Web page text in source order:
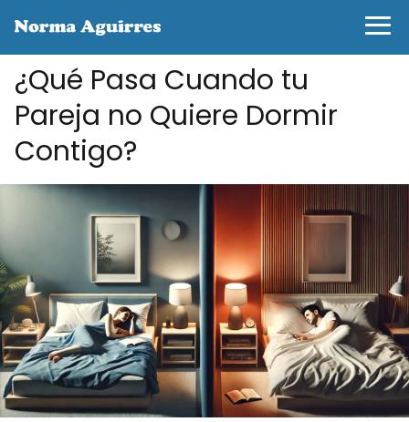
¿Qué Pasa Cuando tu
Pareja no Quiere Dormir
Contigo?